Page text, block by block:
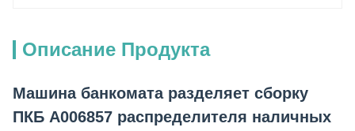
Описание Продукта
Машина банкомата разделяет сборку
ПКБ А006857 распределителя наличных